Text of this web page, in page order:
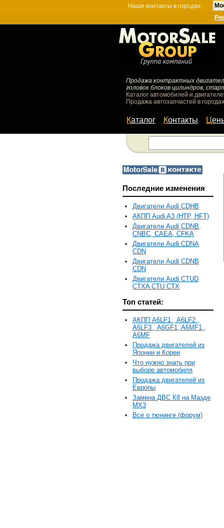
Наши контакты в городах:
Продажа контрактных
головок блоков цилиндров,
Каталог автомобилей и
Продажа автозапчастей в
Каталог Контакты
Последние изменения
Двигатели Audi CDHB
АКПП Audi A3 (HTP, HFT)
Двигатели Audi CDNB,
CNBC, CAEA, CFKA
Двигатели Audi CDNA
CDN
Двигатели Audi CDNB
CDN
Двигатели Audi CTUD
CTXA CTU CTX
Топ статей:
АКПП A6LF1 , A6LF2 ,
A6LF3 , A6GF1, A6MF1 ,
A6MF
Продажа двигателей из
Японии и Кореи
Что нужно знать при
выборе автомобиля
Продажа двигателей из
Европы
Замена ДВС К8 на Мазде
MX3
Все о тюнинге (форум)